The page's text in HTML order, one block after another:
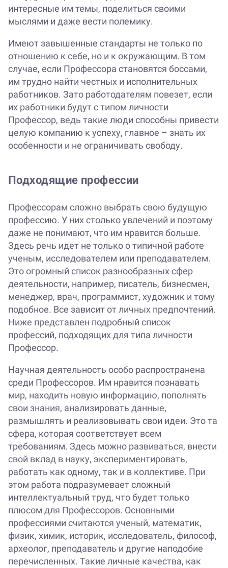
интересные им темы, поделиться своими
мыслями и даже вести полемику.
Имеют завышенные стандарты не только по
отношению к себе, но и к окружающим. В том
случае, если Профессора становятся боссами,
им трудно найти честных и исполнительных
работников. Зато работодателям повезет, если
их работники будут с типом личности
Профессор, ведь такие люди способны привести
целую компанию к успеху, главное – знать их
особенности и не ограничивать свободу.
Подходящие профессии
Профессорам сложно выбрать свою будущую
профессию. У них столько увлечений и поэтому
даже не понимают, что им нравится больше.
Здесь речь идет не только о типичной работе
ученым, исследователем или преподавателем.
Это огромный список разнообразных сфер
деятельности, например, писатель, бизнесмен,
менеджер, врач, программист, художник и тому
подобное. Все зависит от личных предпочтений.
Ниже представлен подробный список
профессий, подходящих для типа личности
Профессор.
Научная деятельность особо распространена
среди Профессоров. Им нравится познавать
мир, находить новую информацию, пополнять
свои знания, анализировать данные,
размышлять и реализовывать свои идеи. Это та
сфера, которая соответствует всем
требованиям. Здесь можно развиваться, внести
свой вклад в науку, экспериментировать,
работать как одному, так и в коллективе. При
этом работа подразумевает сложный
интеллектуальный труд, что будет только
плюсом для Профессоров. Основными
профессиями считаются ученый, математик,
физик, химик, историк, исследователь, философ,
археолог, преподаватель и другие наподобие
перечисленных. Такие личные качества, как